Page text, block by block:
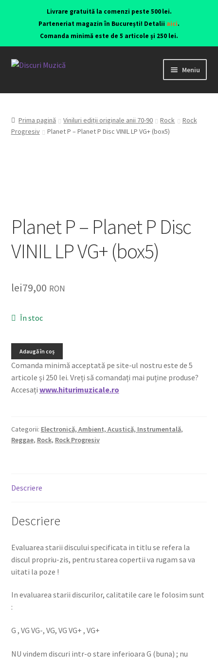
Livrare gratuită la comenzi peste 500 lei.
Parteneriat magazin în București! Detalii aici.
Comanda minimă este de 5 articole și 250 lei.
Meniu
Viniluri ediții originale anii 70-90
CD-uri originale
Listă produse
Oferta lunii
Prima pagină Viniluri ediții originale anii 70-90 Rock
Rock
Progresiv
Planet P – Planet P Disc VINIL LP VG+ (box5)
Planet P – Planet P Disc
VINIL LP VG+ (box5)
lei79,00 RON
În stoc
Adaugă în coș
Comanda minimă acceptată pe site-ul nostru este de 5
articole și 250 lei. Vreți să comandați mai puține produse?
Accesați www.hiturimuzicale.ro
Categorii: Electronică, Ambient, Acustică, Instrumentală,
Reggae, Rock, Rock Progresiv
Descriere
Descriere
Evaluarea starii discului specificata in titlu se refera la
discul propriu-zis, pentru starea copertii va rugam sa va
uitati la poze !
In evaluarea starii discurilor, calitatile care le folosim sunt
:
G , VG VG-, VG, VG VG+ , VG+
NU vindem discuri intr-o stare inferioara G (buna) ; nu